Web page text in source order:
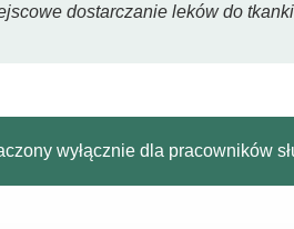
dostarczanie leków do
wyłącznie dla pracowników